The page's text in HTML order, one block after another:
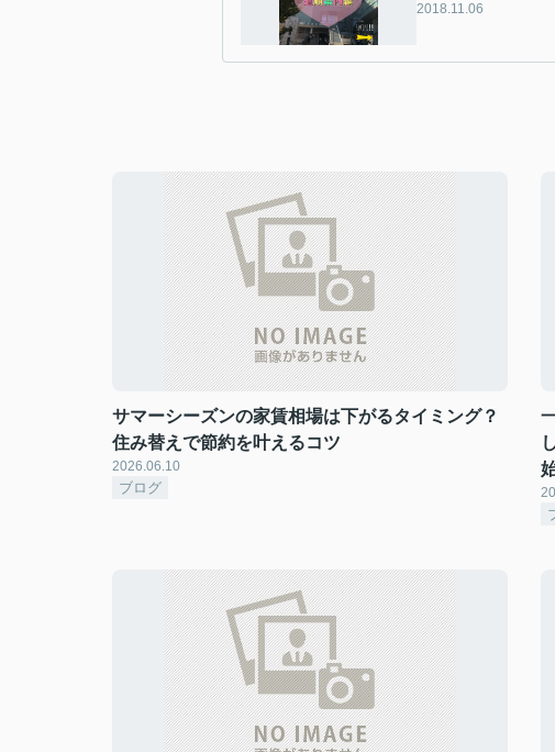
2018.11.06
サマーシーズンの家賃相場は下がるタイミング？
住み替えで節約を叶えるコツ
2026.06.10
ブログ